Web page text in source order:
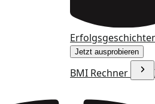
Jetzt ausprobieren
BMI Rechner